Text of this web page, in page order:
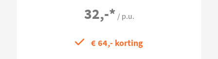
32,-* / p.u.
€ 64,- korting